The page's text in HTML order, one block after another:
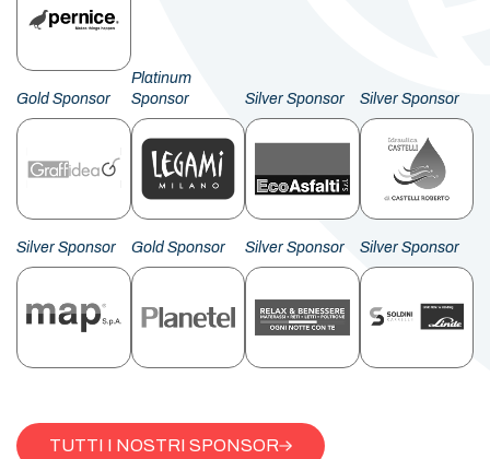
Gold Sponsor
Platinum
Sponsor
Silver Sponsor Silver Sponsor
Silver Sponsor Gold Sponsor Silver Sponsor Silver Sponsor
TUTTI I NOSTRI SPONSOR